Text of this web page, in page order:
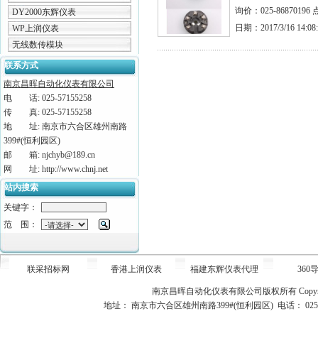
DY2000东辉仪表
WP上润仪表
无线数传模块
联系方式
南京昌晖自动化仪表有限公司
电 话: 025-57155258
传 真: 025-57155258
地 址: 南京市六合区雄州南路
399#(恒利园区)
邮 箱: njchyb@189.cn
网 址: http://www.chnj.net
站内搜索
关键字：
范 围：
询价：025-86870196
日期：2017/3/16
联采招标网 香港上润仪表 福建东辉仪表代理 360
南京昌晖自动化仪表有限公司版权所有
地址： 南京市六合区雄州南路399#(恒利园区) 电话：